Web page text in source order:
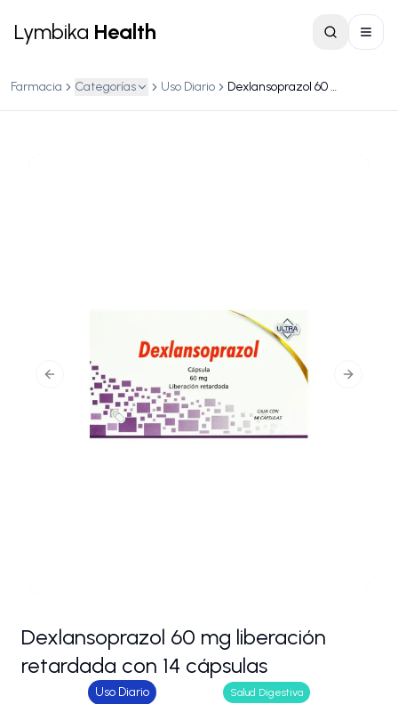
Lymbika Health
Farmacia Categorías Uso Diario Dexlansoprazol 60 mg liberación retardada con 14 cápsulas
Previous slide Next
Dexlansoprazol 60 mg liberación
retardada con 14 cápsulas
Uso Diario
Salud Digestiva